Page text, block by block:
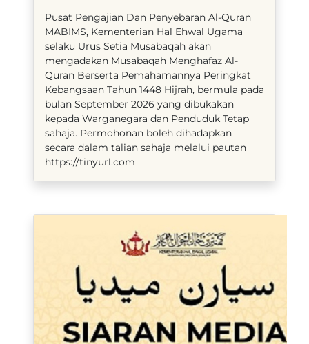
​Pusat Pengajian Dan Penyebaran Al-Quran
MABIMS, Kementerian Hal Ehwal Ugama
selaku Urus Setia Musabaqah akan
mengadakan Musabaqah Menghafaz Al-
Quran Berserta Pemahamannya Peringkat
Kebangsaan Tahun 1448 Hijrah, bermula pada
bulan September 2026 yang dibukakan
kepada Warganegara dan Penduduk Tetap
sahaja. Permohonan boleh dihadapkan
secara dalam talian sahaja melalui pautan
https://tinyurl.com